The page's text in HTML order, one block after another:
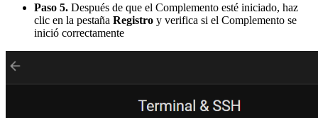
Paso 5. Después de que el Complemento esté iniciado, haz
clic en la pestaña Registro y verifica si el Complemento se
inició correctamente